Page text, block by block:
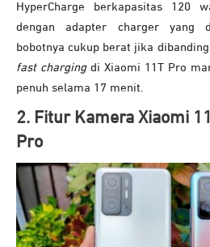
HyperCharge berkapasitas 120
dengan adapter charger yang
bobotnya cukup berat jika
fast chargingdi Xiaomi 11T Pro
penuh selama 17 menit.
2. Fitur Kamera Xiaomi
Pro